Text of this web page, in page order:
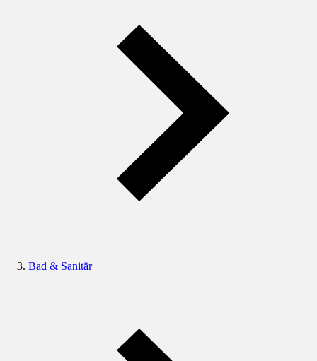
Bad & Sanitär